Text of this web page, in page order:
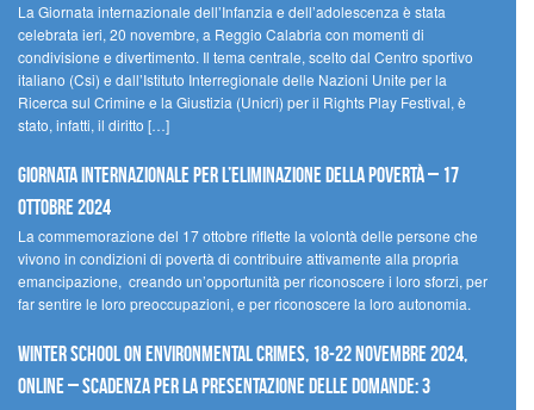
La Giornata internazionale dell’Infanzia e dell’adolescenza è stata
celebrata ieri, 20 novembre, a Reggio Calabria con momenti di
condivisione e divertimento. Il tema centrale, scelto dal Centro sportivo
italiano (Csi) e dall’Istituto Interregionale delle Nazioni Unite per la
Ricerca sul Crimine e la Giustizia (Unicri) per il Rights Play Festival, è
stato, infatti, il diritto […]
Giornata internazionale per l’eliminazione della povertà – 17
ottobre 2024
La commemorazione del 17 ottobre riflette la volontà delle persone che
vivono in condizioni di povertà di contribuire attivamente alla propria
emancipazione, creando un’opportunità per riconoscere i loro sforzi, per
far sentire le loro preoccupazioni, e per riconoscere la loro autonomia.
Winter School on Environmental Crimes, 18-22 novembre 2024,
Online – Scadenza per la presentazione delle domande: 3